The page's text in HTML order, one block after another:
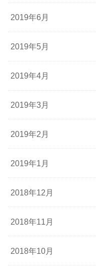
2019年6月
2019年5月
2019年4月
2019年3月
2019年2月
2019年1月
2018年12月
2018年11月
2018年10月